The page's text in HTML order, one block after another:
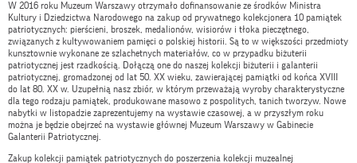
W 2016 roku Muzeum Warszawy otrzymało dofinansowanie ze środków Ministra
Kultury i Dziedzictwa Narodowego na zakup od prywatnego kolekcjonera 10 pamiątek
patriotycznych: pierścieni, broszek, medalionów, wisiorów i tłoka pieczętnego,
związanych z kultywowaniem pamięci o polskiej historii. Są to w większości przedmioty
kunsztownie wykonane ze szlachetnych materiałów, co w przypadku biżuterii
patriotycznej jest rzadkością. Dołączą one do naszej kolekcji biżuterii i galanterii
patriotycznej, gromadzonej od lat 50. XX wieku, zawierającej pamiątki od końca XVIII
do lat 80. XX w. Uzupełnią nasz zbiór, w którym przeważają wyroby charakterystyczne
dla tego rodzaju pamiątek, produkowane masowo z pospolitych, tanich tworzyw. Nowe
nabytki w listopadzie zaprezentujemy na wystawie czasowej, a w przyszłym roku
można je będzie obejrzeć na wystawie głównej Muzeum Warszawy w Gabinecie
Galanterii Patriotycznej.
Zakup kolekcji pamiątek patriotycznych do poszerzenia kolekcji muzealnej